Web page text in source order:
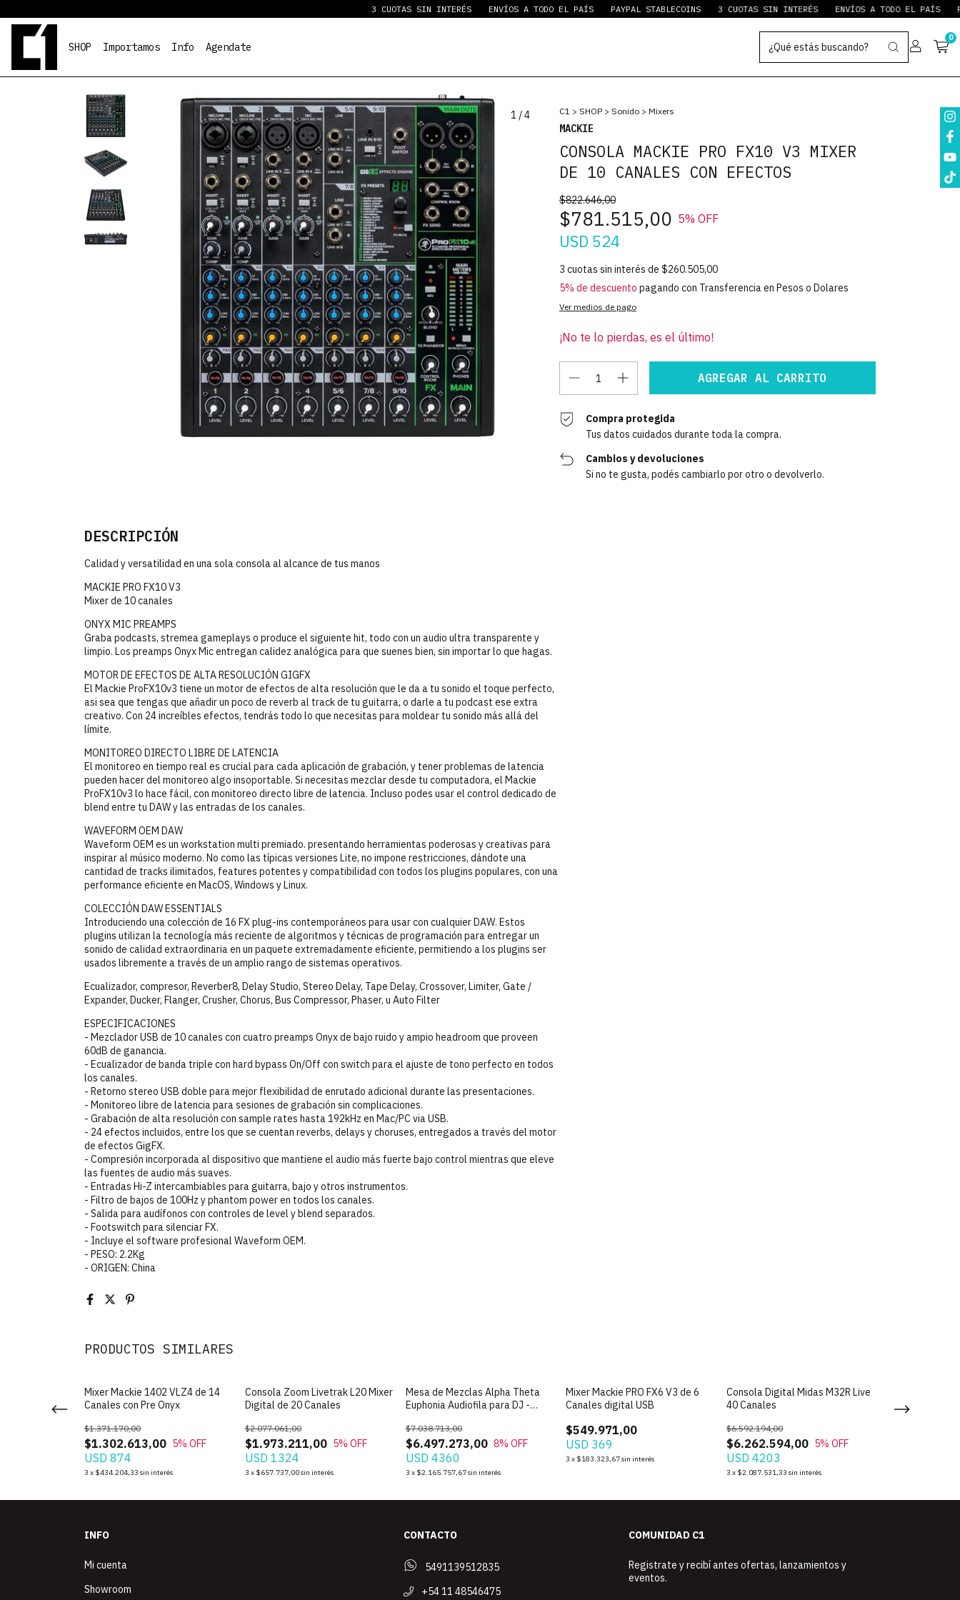
3 CUOTAS SIN INTERÉS ENVÍOS A TODO EL PAÍS PAYPAL STABLECOINS 3 CUOTAS SIN INTERÉS ENVÍOS A TODO EL PAÍS
SHOP Importamos Info Agendate
0
1 /4 C1 > SHOP > Sonido > Mixers
MACKIE
CONSOLA MACKIE PRO FX10 V3 MIXER
DE 10 CANALES CON EFECTOS
$822.646,00
$781.515,00 5% OFF
USD 524
3 cuotas sin interés de $260.505,00
5% de descuento pagando con Transferencia en Pesos o Dolares
Ver medios de pago
¡No te lo pierdas, es el último!
Compra protegida
Tus datos cuidados durante toda la compra.
Cambios y devoluciones
Si no te gusta, podés cambiarlo por otro o devolverlo.
DESCRIPCIÓN
Calidad y versatilidad en una sola consola al alcance de tus manos
MACKIE PRO FX10 V3
Mixer de 10 canales
ONYX MIC PREAMPS
Graba podcasts, stremea gameplays o produce el siguiente hit, todo con un audio ultra transparente y
limpio. Los preamps Onyx Mic entregan calidez analógica para que suenes bien, sin importar lo que hagas.
MOTOR DE EFECTOS DE ALTA RESOLUCIÓN GIGFX
El Mackie ProFX10v3 tiene un motor de efectos de alta resolución que le da a tu sonido el toque perfecto,
asi sea que tengas que añadir un poco de reverb al track de tu guitarra, o darle a tu podcast ese extra
creativo. Con 24 increíbles efectos, tendrás todo lo que necesitas para moldear tu sonido más allá del
límite.
MONITOREO DIRECTO LIBRE DE LATENCIA
El monitoreo en tiempo real es crucial para cada aplicación de grabación, y tener problemas de latencia
pueden hacer del monitoreo algo insoportable. Si necesitas mezclar desde tu computadora, el Mackie
ProFX10v3 lo hace fácil, con monitoreo directo libre de latencia. Incluso podes usar el control dedicado de
blend entre tu DAW y las entradas de los canales.
WAVEFORM OEM DAW
Waveform OEM es un workstation multi premiado. presentando herramientas poderosas y creativas para
inspirar al músico moderno. No como las típicas versiones Lite, no impone restricciones, dándote una
cantidad de tracks ilimitados, features potentes y compatibilidad con todos los plugins populares, con una
performance eficiente en MacOS, Windows y Linux.
COLECCIÓN DAW ESSENTIALS
Introduciendo una colección de 16 FX plug-ins contemporáneos para usar con cualquier DAW. Estos
plugins utilizan la tecnología más reciente de algoritmos y técnicas de programación para entregar un
sonido de calidad extraordinaria en un paquete extremadamente eficiente, permitiendo a los plugins ser
usados libremente a través de un amplio rango de sistemas operativos.
Ecualizador, compresor, Reverber8, Delay Studio, Stereo Delay, Tape Delay, Crossover, Limiter, Gate /
Expander, Ducker, Flanger, Crusher, Chorus, Bus Compressor, Phaser, u Auto Filter
ESPECIFICACIONES
- Mezclador USB de 10 canales con cuatro preamps Onyx de bajo ruido y ampio headroom que proveen
60dB de ganancia.
- Ecualizador de banda triple con hard bypass On/Off con switch para el ajuste de tono perfecto en todos
los canales.
- Retorno stereo USB doble para mejor flexibilidad de enrutado adicional durante las presentaciones.
- Monitoreo libre de latencia para sesiones de grabación sin complicaciones.
- Grabación de alta resolución con sample rates hasta 192kHz en Mac/PC via USB.
- 24 efectos incluidos, entre los que se cuentan reverbs, delays y choruses, entregados a través del motor
de efectos GigFX.
- Compresión incorporada al dispositivo que mantiene el audio más fuerte bajo control mientras que eleve
las fuentes de audio más suaves.
- Entradas Hi-Z intercambiables para guitarra, bajo y otros instrumentos.
- Filtro de bajos de 100Hz y phantom power en todos los canales.
- Salida para audífonos con controles de level y blend separados.
- Footswitch para silenciar FX.
- Incluye el software profesional Waveform OEM.
- PESO: 2.2Kg
- ORIGEN: China
PRODUCTOS SIMILARES
Mixer Mackie 1402 VLZ4 de 14
Canales con Pre Onyx
$1.302.613,00
$1.371.170,00
5% OFF
USD 874
3 x $434.204,33 sin interés
Consola Zoom Livetrak L20 Mixer
Digital de 20 Canales
$1.973.211,00
$2.077.061,00
5% OFF
USD 1324
3 x $657.737,00sin interés
Mesa de Mezclas Alpha Theta
Euphonia Audiofila para DJ -
$6.497.273,00
$7.038.713,00
8% OFF
USD 4360
3 x $2.165.757,67sin interés
Mixer Mackie PRO FX6 V3 de 6
Canales digital USB
$549.971,00
USD 369
3 x $183.323,67sin interés
Consola Digital Midas M32R Live
40 Canales
$6.262.594,00
$6.592.194,00
5% OFF
USD 4203
3 x $2.087.531,33 sin interés
Multitrack
INFO
Mi cuenta
Showroom
CONTACTO
5491139512835
+54 11 48546475
COMUNIDAD C1
Registrate y recibí antes ofertas, lanzamientos y
eventos.